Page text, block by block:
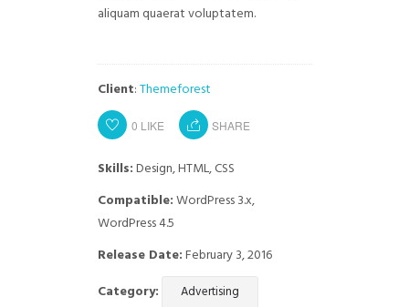
aliquam quaerat voluptatem.
Client:Themeforest
0 LIKE SHARE
Skills:Design, HTML, CSS
Compatible:WordPress 3.x,
WordPress 4.5
Release Date:February 3, 2016
Category:
Advertising